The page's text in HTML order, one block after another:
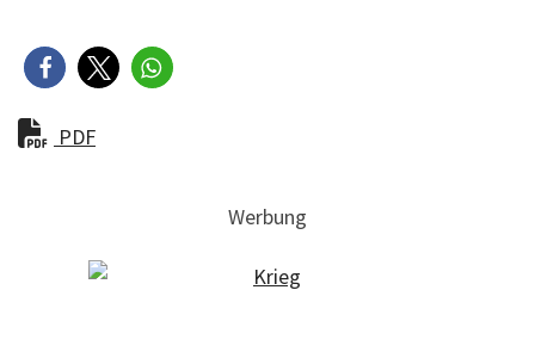
PDF
Werbung